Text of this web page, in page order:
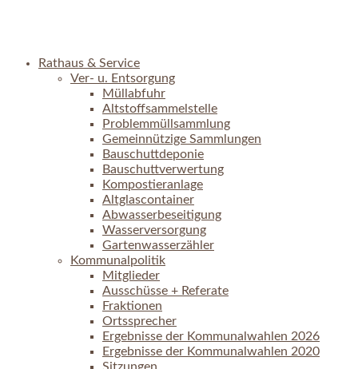
Rathaus & Service
Ver- u. Entsorgung
Müllabfuhr
Altstoffsammelstelle
Problemmüllsammlung
Gemeinnützige Sammlungen
Bauschuttdeponie
Bauschuttverwertung
Kompostieranlage
Altglascontainer
Abwasserbeseitigung
Wasserversorgung
Gartenwasserzähler
Kommunalpolitik
Mitglieder
Ausschüsse + Referate
Fraktionen
Ortssprecher
Ergebnisse der Kommunalwahlen 2026
Ergebnisse der Kommunalwahlen 2020